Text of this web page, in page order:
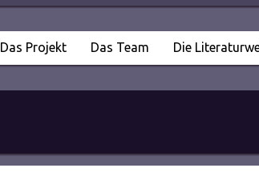
Das Projekt Das Team Die